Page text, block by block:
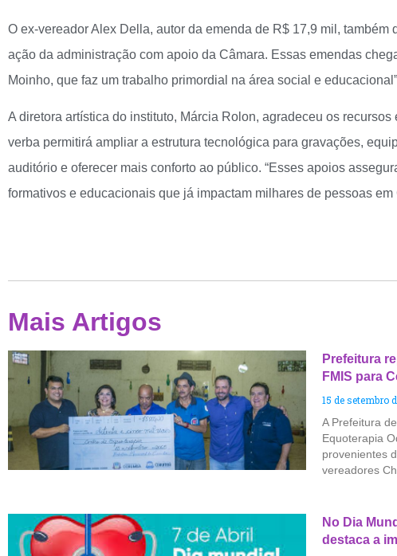
O ex-vereador Alex Della, autor da emenda de R$ 17,9 mil, também
ação da administração com apoio da Câmara. Essas emendas
Moinho, que faz um trabalho primordial na área social e
A diretora artística do instituto, Márcia Rolon, agradeceu os
verba permitirá ampliar a estrutura tecnológica para gravações,
auditório e oferecer mais conforto ao público. “Esses apoios
formativos e educacionais que já impactam milhares de pessoas em
Mais Artigos
Prefeitura
FMIS para
15 de setembro
A Prefeitura
Equoterapia
provenientes
vereadores
No Dia
destaca a